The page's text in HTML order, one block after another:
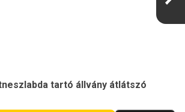
tartó állvány átlátszó